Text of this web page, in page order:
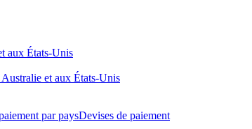
aux États-Unis
et aux États-Unis
par paysDevises de paiement